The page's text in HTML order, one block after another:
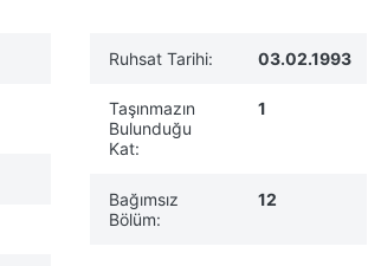
Ruhsat Tarihi: 03.02.1993
Taşınmazın
Bulunduğu
Kat:
1
Bağımsız
Bölüm:
12